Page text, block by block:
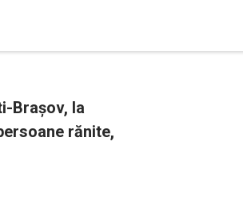
Brașov, la
rănite,